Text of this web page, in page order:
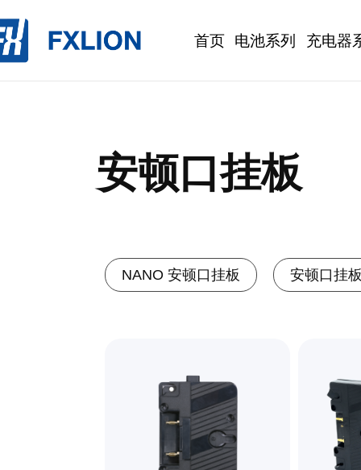
首页 电池系列 充电器
安顿口挂板
NANO 安顿口挂板 安顿口挂